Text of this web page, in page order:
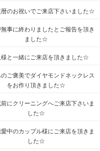
のお祝いでご来店下さいました☆
事に終わりましたとご報告を頂き
ました☆
様と一緒にご来店を頂きました☆
ご褒美でダイヤモンドネックレス
をお作り頂きました☆
にクリーニングへご来店下さいま
した☆
中のカップル様にご来店を頂きま
した☆